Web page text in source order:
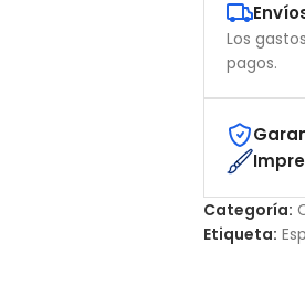
Los
pagos.
Categoría:
Etiqueta: